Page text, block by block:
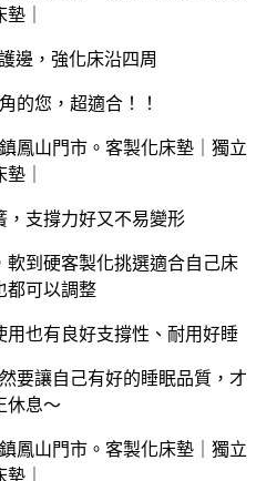
邊，強化床沿四周
的您，超適合！！
，支撐力好又不易變形
到硬客製化挑選適合自己床
都可以調整
也有良好支撐性、耐用好睡
要讓自己有好的睡眠品質，才
休息～